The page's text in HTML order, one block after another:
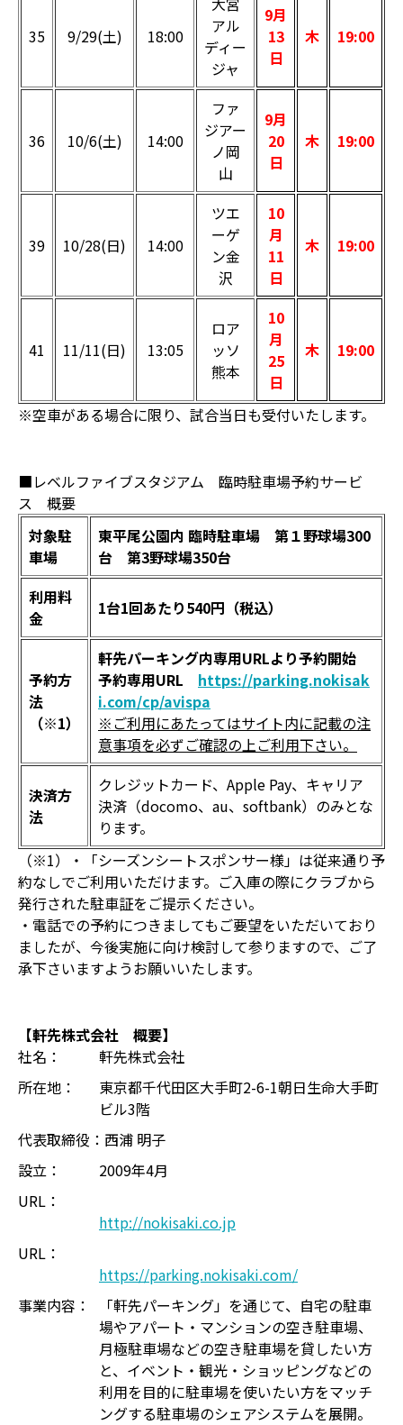
35 9/29(土) 18:00
アル
ディー
ジャ
9月
13
日
木 19:00
36 10/6(土) 14:00
ファ
ジアー
ノ岡
山
9月
20
日
木 19:00
39 10/28(日) 14:00
ツエ
ーゲ
ン金
沢
10
月
11
日
木 19:00
41 11/11(日) 13:05
ロア
ッソ
熊本
10
月
25
日
木 19:00
※空車がある場合に限り、試合当日も受付いたします。
■レベルファイブスタジアム 臨時駐車場予約サービ
ス 概要
対象駐
車場
東平尾公園内 臨時駐車場 第１野球場300
台 第3野球場350台
利用料
金
1台1回あたり540円（税込）
予約方
法
（※1）
軒先パーキング内専用URLより予約開始
予約専用URL https://parking.nokisak
i.com/cp/avispa
※ご利用にあたってはサイト内に記載の注
意事項を必ずご確認の上ご利用下さい。
決済方
法
クレジットカード、Apple Pay、キャリア
決済（docomo、au、softbank）のみとな
ります。
（※1）・「シーズンシートスポンサー様」は従来通り予
約なしでご利用いただけます。ご入庫の際にクラブから
発行された駐車証をご提示ください。
・電話での予約につきましてもご要望をいただいており
ましたが、今後実施に向け検討して参りますので、ご了
承下さいますようお願いいたします。
【軒先株式会社 概要】
社名：
軒先株式会社
所在地：
東京都千代田区大手町2-6-1朝日生命大手町
ビル3階
代表取締役： 西浦 明子
設立：
2009年4月
URL：
http://nokisaki.co.jp
URL：
https://parking.nokisaki.com/
事業内容：
「軒先パーキング」を通じて、自宅の駐車
場やアパート・マンションの空き駐車場、
月極駐車場などの空き駐車場を貸したい方
と、イベント・観光・ショッピングなどの
利用を目的に駐車場を使いたい方をマッチ
ングする駐車場のシェアシステムを展開。